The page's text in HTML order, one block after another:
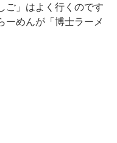
ご」はよく行くのです
ーめんが「博士ラーメ